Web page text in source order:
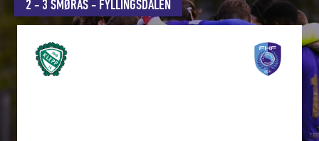
2 - 3 SMØRÅS- FYLLINGSDALEN